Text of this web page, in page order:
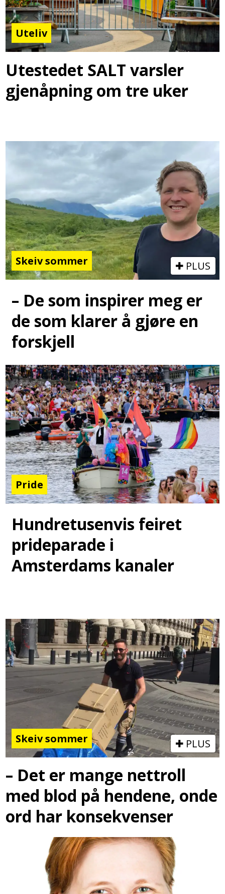
Uteliv
Utestedet SALT varsler
gjenåpning om tre uker
Skeiv sommer PLUS
– De som inspirer meg er
de som klarer å gjøre en
forskjell
Pride
Hundretusenvis feiret
prideparade i
Amsterdams kanaler
Skeiv sommer PLUS
– Det er mange nettroll
med blod på hendene, onde
ord har konsekvenser